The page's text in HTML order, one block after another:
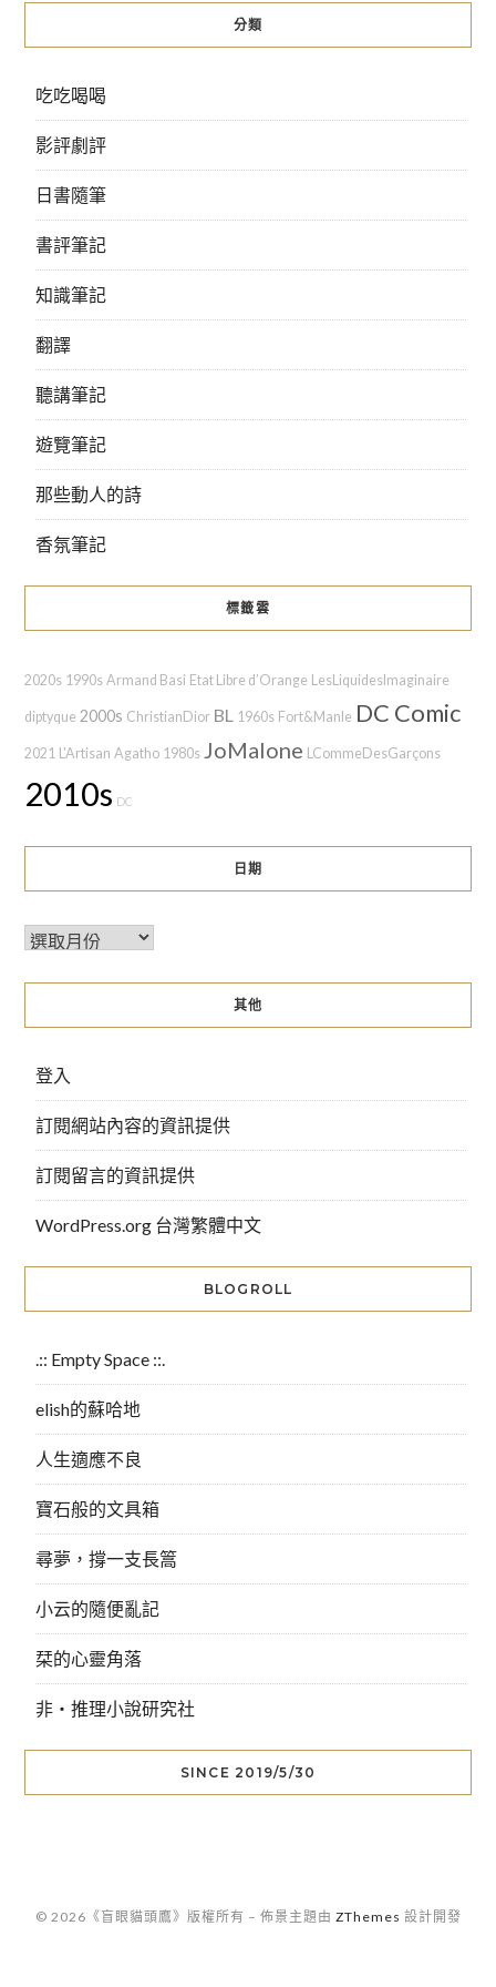
分類
吃吃喝喝
影評劇評
日書隨筆
書評筆記
知識筆記
翻譯
聽講筆記
遊覽筆記
那些動人的詩
香氛筆記
標籤雲
2020s 1990s Armand Basi Etat Libre d’Orange LesLiquidesImaginaire
diptyque 2000s ChristianDior BL 1960s Fort&Manle DC Comic
2021 L'Artisan Agatho 1980s JoMalone LCommeDesGarçons
2010s DC
日期
其他
登入
訂閱網站內容的資訊提供
訂閱留言的資訊提供
WordPress.org 台灣繁體中文
BLOGROLL
.:: Empty Space ::.
elish的蘇哈地
人生適應不良
寶石般的文具箱
尋夢，撐一支長篙
小云的隨便亂記
栞的心靈角落
非‧推理小說研究社
SINCE 2019/5/30
© 2026《盲眼貓頭鷹》版權所有 – 佈景主題由 ZThemes 設計開發